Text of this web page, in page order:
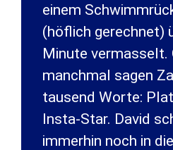
einem
(höflich gerechnet)
Minute vermasselt.
manchmal sagen
tausend Worte:
Insta-Star. David
immerhin noch in